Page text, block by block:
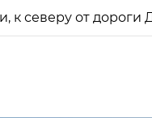
северу от дороги